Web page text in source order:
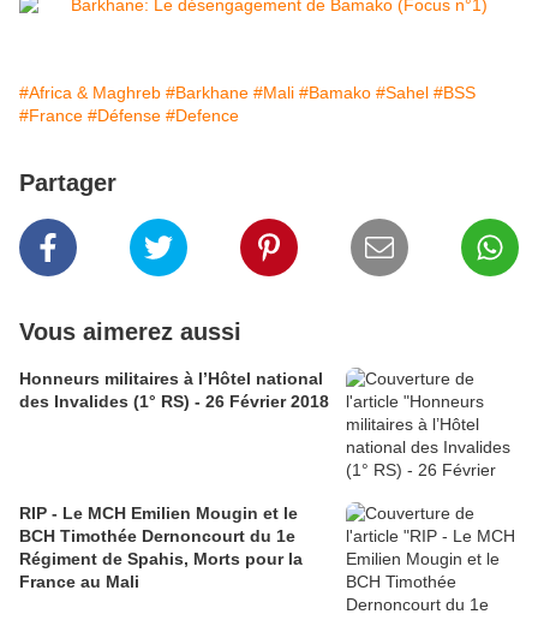
#Africa & Maghreb #Barkhane #Mali #Bamako #Sahel #BSS
#France #Défense #Defence
Partager
Vous aimerez aussi
Honneurs militaires à l’Hôtel national
des Invalides (1° RS) - 26 Février 2018
RIP - Le MCH Emilien Mougin et le
BCH Timothée Dernoncourt du 1e
Régiment de Spahis, Morts pour la
France au Mali